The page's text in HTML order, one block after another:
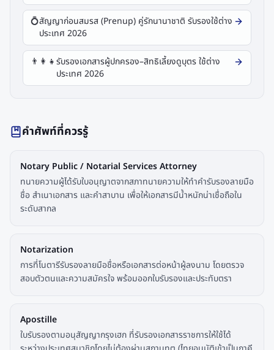
💍สัญญาก่อนสมรส (Prenup) คู่รักนานาชาติ รับรองใช้ต่าง
ประเทศ 2026
👨‍👩‍👧รับรองเอกสารผู้ปกครอง–สิทธิเลี้ยงดูบุตร ใช้ต่าง
ประเทศ 2026
คำศัพท์ที่ควรรู้
Notary Public / Notarial Services Attorney
ทนายความผู้ได้รับใบอนุญาตจากสภาทนายความให้ทำคำรับรองลายมือ
ชื่อ สำเนาเอกสาร และคำสาบาน เพื่อให้เอกสารมีน้ำหนักน่าเชื่อถือใน
ระดับสากล
Notarization
การที่โนตารีรับรองลายมือชื่อหรือเอกสารต่อหน้าผู้ลงนาม โดยตรวจ
สอบตัวตนและความสมัครใจ พร้อมออกใบรับรองและประทับตรา
Apostille
ใบรับรองตามอนุสัญญากรุงเฮก ที่รับรองเอกสารราชการให้ใช้ได้